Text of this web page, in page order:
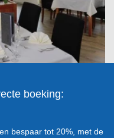
boeking:
bespaar tot 20%, met de